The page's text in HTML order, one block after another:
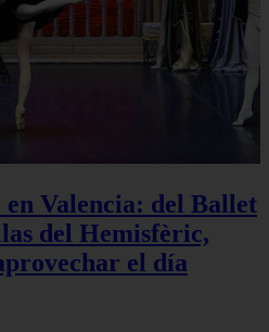
en Valencia: del Ballet
del Hemisfèric,
el día